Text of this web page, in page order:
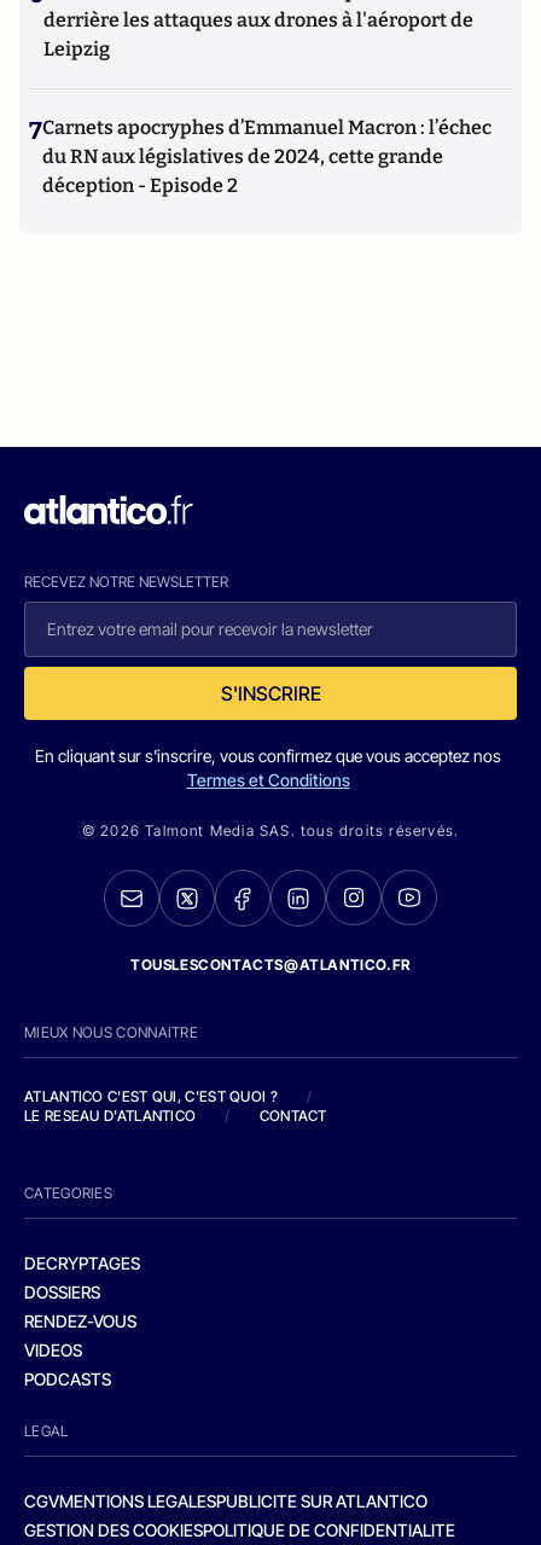
derrière les attaques aux drones à l'aéroport de
Leipzig
7Carnets apocryphes d’Emmanuel Macron : l’échec
du RN aux législatives de 2024, cette grande
déception - Episode 2
RECEVEZ NOTRE NEWSLETTER
S'INSCRIRE
En cliquant sur s'inscrire, vous confirmez que vous acceptez nos
Termes et Conditions
© 2026 Talmont Media SAS. tous droits réservés.
TOUSLESCONTACTS@ATLANTICO.FR
MIEUX NOUS CONNAITRE
ATLANTICO C'EST QUI, C'EST QUOI ?
/
LE RESEAU D'ATLANTICO
/ CONTACT
CATEGORIES
DECRYPTAGES
DOSSIERS
RENDEZ-VOUS
VIDEOS
PODCASTS
LEGAL
CGVMENTIONS LEGALESPUBLICITE SUR ATLANTICO
GESTION DES COOKIESPOLITIQUE DE CONFIDENTIALITE